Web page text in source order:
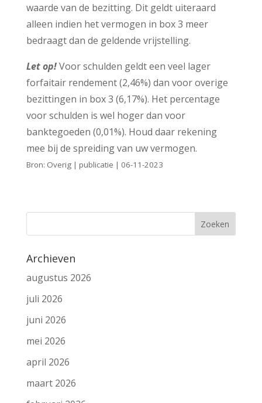
waarde van de bezitting. Dit geldt uiteraard
alleen indien het vermogen in box 3 meer
bedraagt dan de geldende vrijstelling.
Let op!Voor schulden geldt een veel lager
forfaitair rendement (2,46%) dan voor overige
bezittingen in box 3 (6,17%). Het percentage
voor schulden is wel hoger dan voor
banktegoeden (0,01%). Houd daar rekening
mee bij de spreiding van uw vermogen.
Bron: Overig | publicatie | 06-11-2023
Archieven
augustus 2026
juli 2026
juni 2026
mei 2026
april 2026
maart 2026